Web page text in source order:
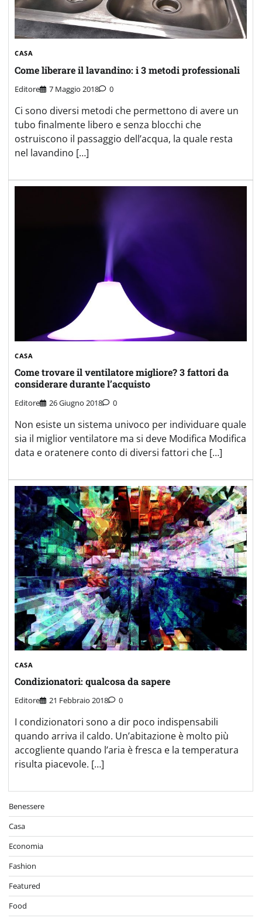
CASA
Come liberare il lavandino: i 3 metodi professionali
Editore 7 Maggio 2018 0
Ci sono diversi metodi che permettono di avere un
tubo finalmente libero e senza blocchi che
ostruiscono il passaggio dell’acqua, la quale resta
nel lavandino […]
CASA
Come trovare il ventilatore migliore? 3 fattori da
considerare durante l’acquisto
Editore 26 Giugno 2018 0
Non esiste un sistema univoco per individuare quale
sia il miglior ventilatore ma si deve Modifica Modifica
data e oratenere conto di diversi fattori che […]
CASA
Condizionatori: qualcosa da sapere
Editore 21 Febbraio 2018 0
I condizionatori sono a dir poco indispensabili
quando arriva il caldo. Un’abitazione è molto più
accogliente quando l’aria è fresca e la temperatura
risulta piacevole. […]
Benessere
Casa
Economia
Fashion
Featured
Food